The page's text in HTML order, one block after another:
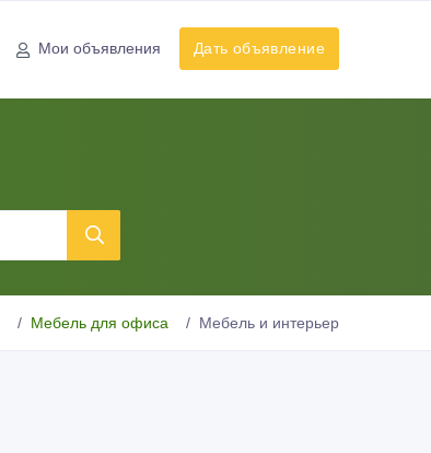
Мои объявления Дать объявление
Мебель для офиса Мебель и интерьер